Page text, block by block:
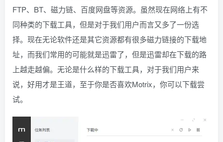
FTP、BT、磁力链、百度网盘等资源。虽然现在网络上有不
同种类的下载工具，但是对于我们用户而言又多了一份选
择。现在无论软件还是其它资源都有很多磁力链接的下载地
址，而我们常用的可能就是迅雷了，但是迅雷却在下载的路
上越走越偏。无论是什么样的下载工具，对于我们用户来
说，好用才是王道，至于你是否喜欢Motrix，你可以下载尝
试。